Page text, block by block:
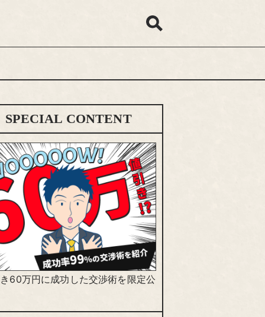
SPECIAL CONTENT
60万円に成功した交渉術を限定公